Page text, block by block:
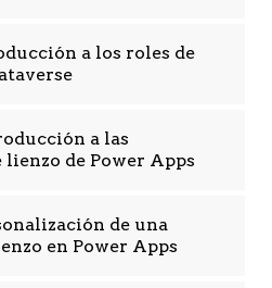
a los roles de
a las
lienzo de Power Apps
de una
en Power Apps